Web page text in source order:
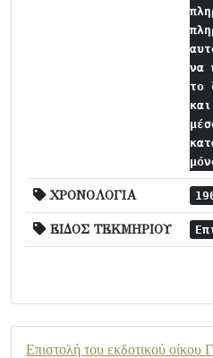
να
το
ΧΡΟΝΟΛΟΓΙΑ
ΕΙΔΟΣ ΤΕΚΜΗΡΙΟΥ
Επιστολή του εκδοτικού οίκου